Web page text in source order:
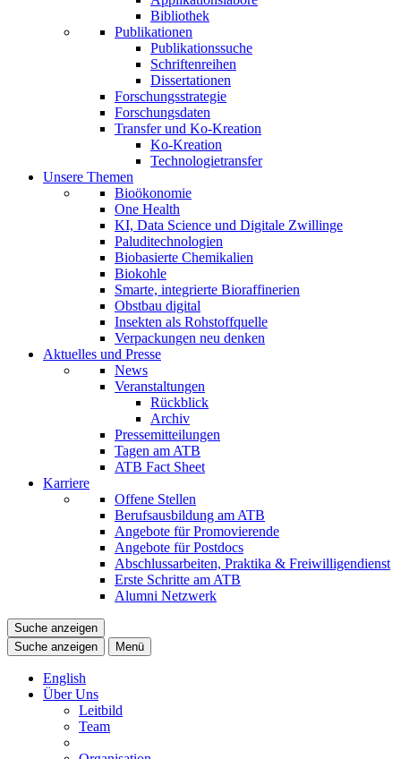
Bibliothek
Publikationen
Publikationssuche
Schriftenreihen
Dissertationen
Forschungsstrategie
Forschungsdaten
Transfer und Ko-Kreation
Ko-Kreation
Technologietransfer
Unsere Themen
Bioökonomie
One Health
KI, Data Science und Digitale Zwillinge
Paluditechnologien
Biobasierte Chemikalien
Biokohle
Smarte, integrierte Bioraffinerien
Obstbau digital
Insekten als Rohstoffquelle
Verpackungen neu denken
Aktuelles und Presse
News
Veranstaltungen
Rückblick
Archiv
Pressemitteilungen
Tagen am ATB
ATB Fact Sheet
Karriere
Offene Stellen
Berufsausbildung am ATB
Angebote für Promovierende
Angebote für Postdocs
Abschlussarbeiten, Praktika & Freiwilligendienst
Erste Schritte am ATB
Alumni Netzwerk
Suche anzeigen
Suche anzeigen
Menü
English
Über Uns
Leitbild
Team